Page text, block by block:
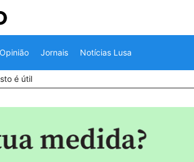
Opinião Jornais Notícias Lusa
é útil